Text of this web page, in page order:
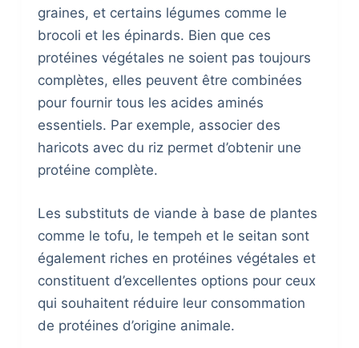
graines, et certains légumes comme le
brocoli et les épinards. Bien que ces
protéines végétales ne soient pas toujours
complètes, elles peuvent être combinées
pour fournir tous les acides aminés
essentiels. Par exemple, associer des
haricots avec du riz permet d’obtenir une
protéine complète.
Les substituts de viande à base de plantes
comme le tofu, le tempeh et le seitan sont
également riches en protéines végétales et
constituent d’excellentes options pour ceux
qui souhaitent réduire leur consommation
de protéines d’origine animale.